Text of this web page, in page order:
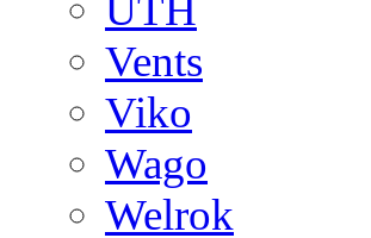
UTH
Vents
Viko
Wago
Welrok